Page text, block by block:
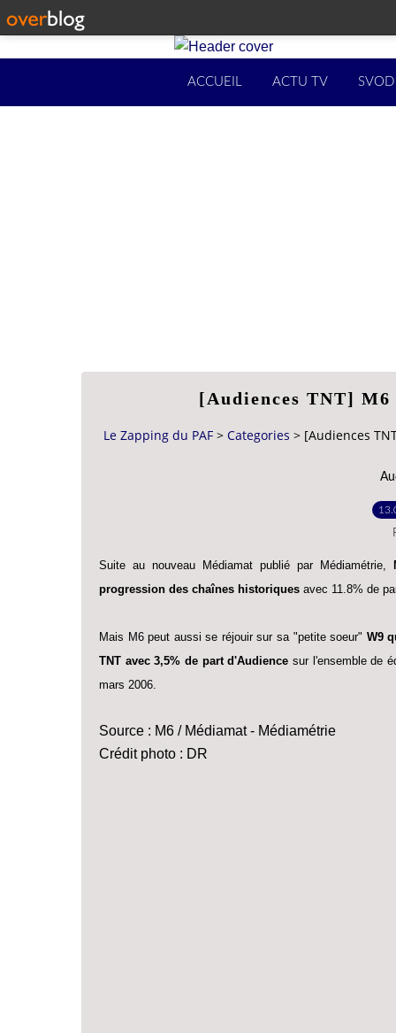
ACCUEIL ACTU TV SVOD
[Audiences TNT]
Le Zapping du PAF > Categories > [Audiences
Suite au nouveau Médiamat publié par Médiamétrie,
progression des chaînes historiques avec 11.8% de
Mais M6 peut aussi se réjouir sur sa "petite soeur" W9
TNT avec 3,5% de part d'Audiencesur l'ensemble de
mars 2006.
Source : M6 / Médiamat - Médiamétrie
Crédit photo : DR